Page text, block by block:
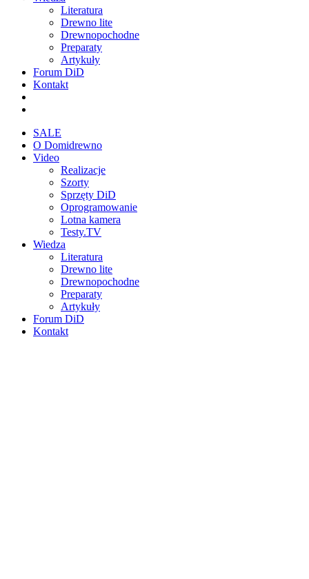
Literatura
Drewno lite
Drewnopochodne
Preparaty
Artykuły
Forum DiD
Kontakt
SALE
O Domidrewno
Video
Realizacje
Szorty
Sprzęty DiD
Oprogramowanie
Lotna kamera
Testy.TV
Wiedza
Literatura
Drewno lite
Drewnopochodne
Preparaty
Artykuły
Forum DiD
Kontakt